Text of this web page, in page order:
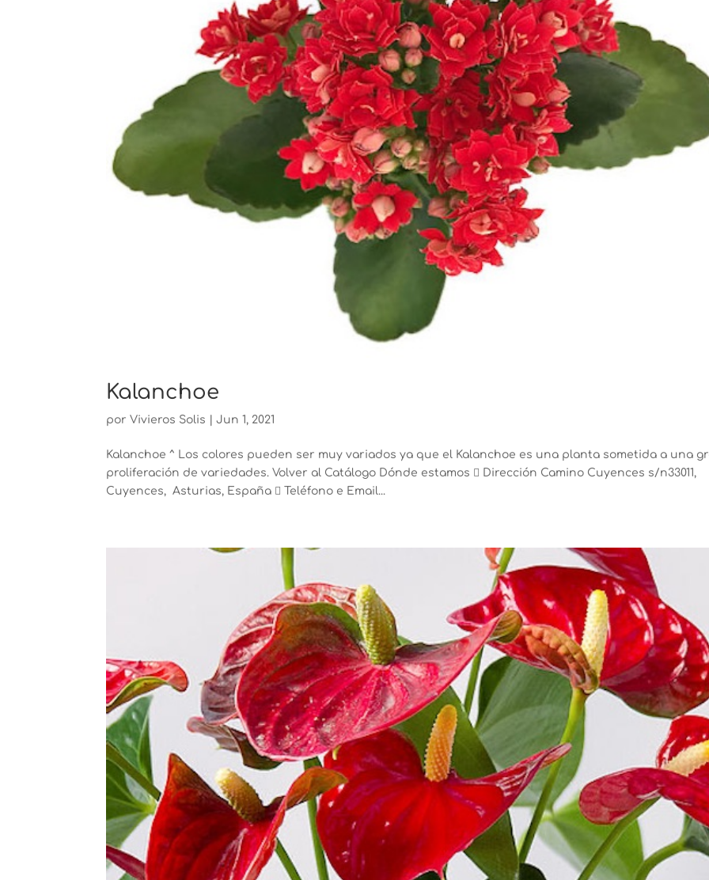
Kalanchoe
porVivieros Solis |Jun 1, 2021
Kalanchoe ^ Los colores pueden ser muy variados ya que el Kalanchoe es una planta sometida a una
proliferación de variedades. Volver al Catálogo Dónde estamos  Dirección Camino Cuyences s/n33011,
Cuyences, Asturias, España  Teléfono e Email...